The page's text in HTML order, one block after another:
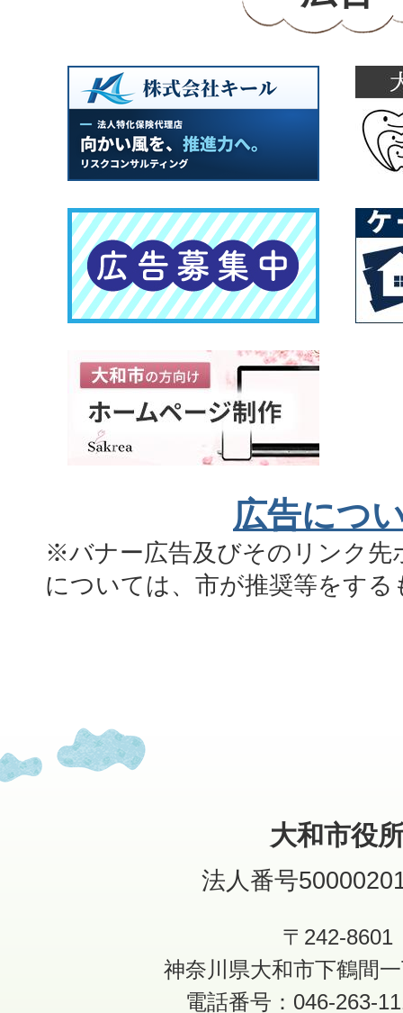
広告につ
※バナー広告及びそのリンク先
については、市が推奨等をす
大和市役
法人番号
〒242-8601
神奈川県大和市下鶴間
電話番号：046-263-